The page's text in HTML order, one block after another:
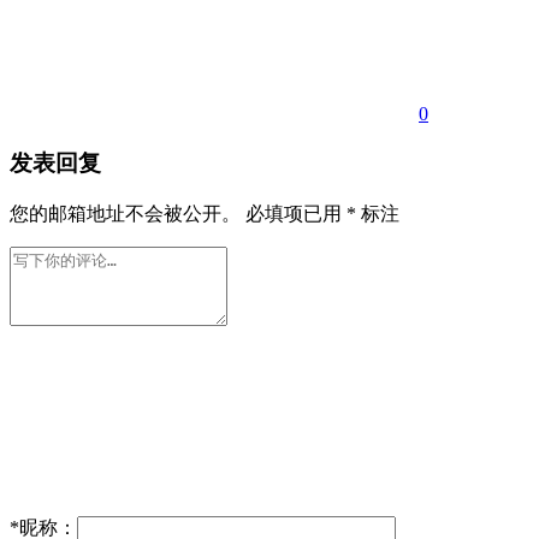
0
发表回复
您的邮箱地址不会被公开。 必填项已用 * 标注
*昵称：